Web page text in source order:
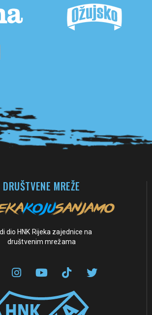
DRUŠTVENE MREŽE
dio HNK Rijeka zajednice na
društvenim mrežama